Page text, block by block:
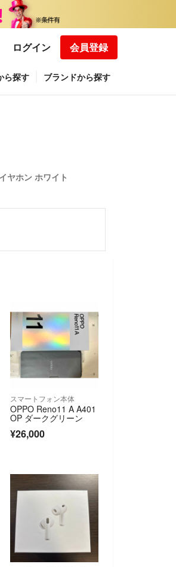
ログイン 会員登録
ら探す ブランドから探す
ヤホン ホワイト
スマートフォン本体
OPPO Reno11 A A401
OP ダークグリーン
¥26,000